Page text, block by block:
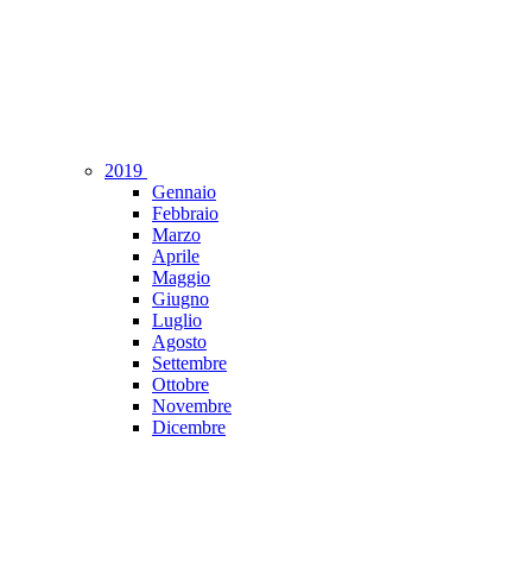
2019
Gennaio
Febbraio
Marzo
Aprile
Maggio
Giugno
Luglio
Agosto
Settembre
Ottobre
Novembre
Dicembre